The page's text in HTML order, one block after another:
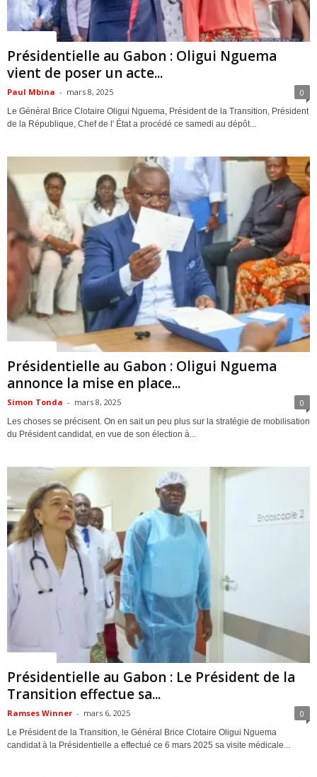
Présidentielle au Gabon : Oligui Nguema
vient de poser un acte...
Paul Mbina - mars 8, 2025 0
Le Général Brice Clotaire Oligui Nguema, Président de la Transition, Président
de la République, Chef de l' État a procédé ce samedi au dépôt...
Présidentielle au Gabon : Oligui Nguema
annonce la mise en place...
Simon Tonda - mars 8, 2025 0
Les choses se précisent. On en sait un peu plus sur la stratégie de mobilisation
du Président candidat, en vue de son élection à...
Présidentielle au Gabon : Le Président de la
Transition effectue sa...
Ramses Winner - mars 6, 2025 0
Le Président de la Transition, le Général Brice Clotaire Oligui Nguema
candidat à la Présidentielle a effectué ce 6 mars 2025 sa visite médicale...